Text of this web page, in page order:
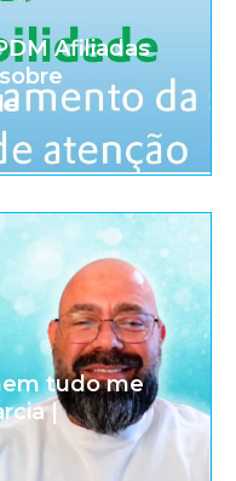
Afiliadas
tudo me
|